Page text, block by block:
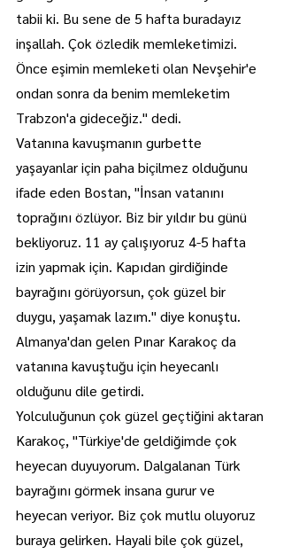
tabii ki. Bu sene de 5 hafta buradayız
inşallah. Çok özledik memleketimizi.
Önce eşimin memleketi olan Nevşehir'e
ondan sonra da benim memleketim
Trabzon'a gideceğiz." dedi.
Vatanına kavuşmanın gurbette
yaşayanlar için paha biçilmez olduğunu
ifade eden Bostan, "İnsan vatanını
toprağını özlüyor. Biz bir yıldır bu günü
bekliyoruz. 11 ay çalışıyoruz 4-5 hafta
izin yapmak için. Kapıdan girdiğinde
bayrağını görüyorsun, çok güzel bir
duygu, yaşamak lazım." diye konuştu.
Almanya'dan gelen Pınar Karakoç da
vatanına kavuştuğu için heyecanlı
olduğunu dile getirdi.
Yolculuğunun çok güzel geçtiğini aktaran
Karakoç, "Türkiye'de geldiğimde çok
heyecan duyuyorum. Dalgalanan Türk
bayrağını görmek insana gurur ve
heyecan veriyor. Biz çok mutlu oluyoruz
buraya gelirken. Hayali bile çok güzel,